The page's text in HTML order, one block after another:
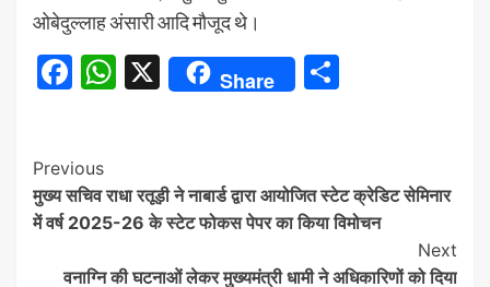
ओबेदुल्लाह अंसारी आदि मौजूद थे।
Facebook
WhatsApp
X Share
Continue
Reading
Previous
मुख्य सचिव राधा रतूड़ी ने नाबार्ड द्वारा आयोजित स्टेट क्रेडिट सेमिनार
में वर्ष 2025-26 के स्टेट फोकस पेपर का किया विमोचन
Next
वनाग्नि की घटनाओं लेकर मुख्यमंत्री धामी ने अधिकारिणों को दिया